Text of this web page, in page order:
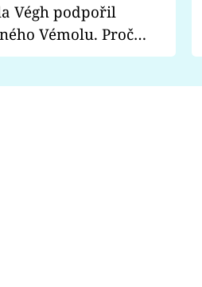
Vémolu. Proč
zápasit s ním než